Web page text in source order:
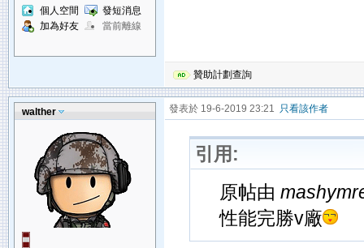
個人空間
發短消息
加為好友
當前離線
贊助計劃查詢
walther 發表於 19-6-2019 23:21 只看該作者
引用:
原帖由
性能完勝v廠